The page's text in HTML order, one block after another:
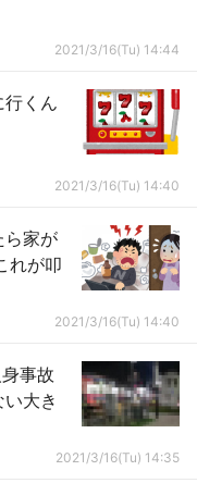
2021/3/16(Tu) 14:44
くん
2021/3/16(Tu) 14:40
ら家が
れが叩
2021/3/16(Tu) 14:40
事故
大き
2021/3/16(Tu) 14:35